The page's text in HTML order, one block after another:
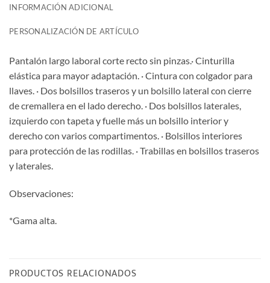
INFORMACIÓN ADICIONAL
PERSONALIZACIÓN DE ARTÍCULO
Pantalón largo laboral corte recto sin pinzas.· Cinturilla
elástica para mayor adaptación. · Cintura con colgador para
llaves. · Dos bolsillos traseros y un bolsillo lateral con cierre
de cremallera en el lado derecho. · Dos bolsillos laterales,
izquierdo con tapeta y fuelle más un bolsillo interior y
derecho con varios compartimentos. · Bolsillos interiores
para protección de las rodillas. · Trabillas en bolsillos traseros
y laterales.
Observaciones:
*Gama alta.
PRODUCTOS RELACIONADOS